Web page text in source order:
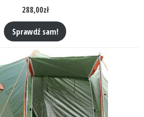
288,00zł
Sprawdź sam!